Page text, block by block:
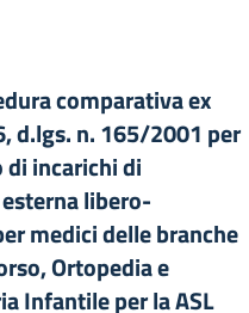
comparativa ex
d.lgs. n. 165/2001 per
incarichi di
libero-
medici delle branche
Ortopedia e
Infantile per la ASL